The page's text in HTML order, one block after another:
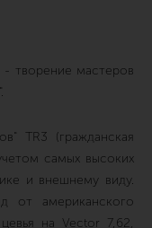
- творение мастеров
TR3 (гражданская
самых высоких
и внешнему виду.
от американского
на Vector 7,62,